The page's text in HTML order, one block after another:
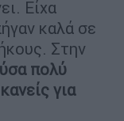
Είχα
καλά σε
Στην
πολύ
για